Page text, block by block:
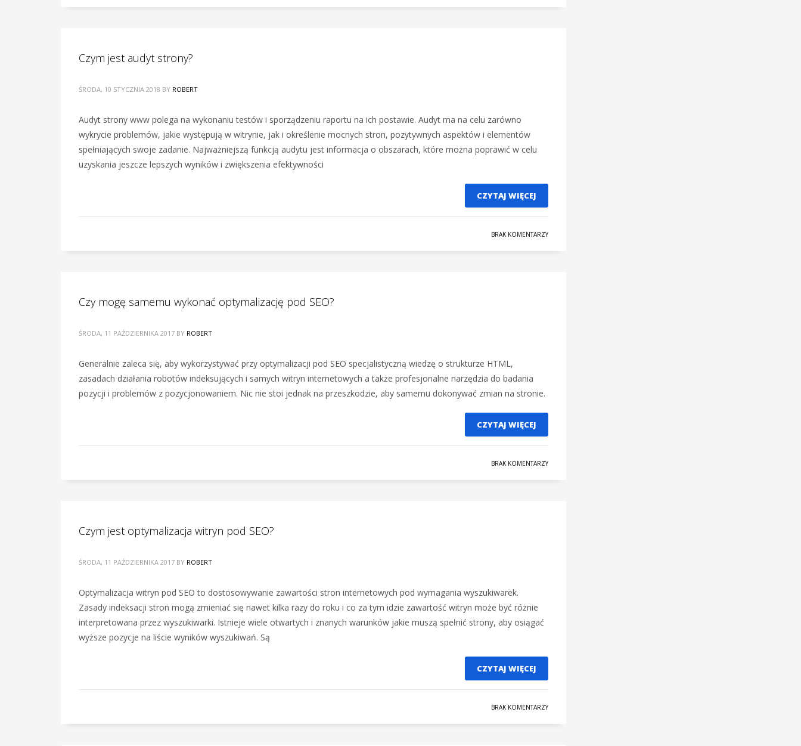
Czym jest audyt strony?
ŚRODA, 10 STYCZNIA 2018 BY ROBERT
Audyt strony www polega na wykonaniu testów i sporządzeniu raportu na ich postawie. Audyt ma na celu zarówno
wykrycie problemów, jakie występują w witrynie, jak i określenie mocnych stron, pozytywnych aspektów i elementów
spełniających swoje zadanie. Najważniejszą funkcją audytu jest informacja o obszarach, które można poprawić w celu
uzyskania jeszcze lepszych wyników i zwiększenia efektywności
CZYTAJ WIĘCEJ
BRAK KOMENTARZY
Czy mogę samemu wykonać optymalizację pod SEO?
ŚRODA, 11 PAŹDZIERNIKA 2017 BY ROBERT
Generalnie zaleca się, aby wykorzystywać przy optymalizacji pod SEO specjalistyczną wiedzę o strukturze HTML,
zasadach działania robotów indeksujących i samych witryn internetowych a także profesjonalne narzędzia do badania
pozycji i problemów z pozycjonowaniem. Nic nie stoi jednak na przeszkodzie, aby samemu dokonywać zmian na stronie.
CZYTAJ WIĘCEJ
BRAK KOMENTARZY
Czym jest optymalizacja witryn pod SEO?
ŚRODA, 11 PAŹDZIERNIKA 2017 BY ROBERT
Optymalizacja witryn pod SEO to dostosowywanie zawartości stron internetowych pod wymagania wyszukiwarek.
Zasady indeksacji stron mogą zmieniać się nawet kilka razy do roku i co za tym idzie zawartość witryn może być różnie
interpretowana przez wyszukiwarki. Istnieje wiele otwartych i znanych warunków jakie muszą spełnić strony, aby osiągać
wyższe pozycje na liście wyników wyszukiwań. Są
CZYTAJ WIĘCEJ
BRAK KOMENTARZY